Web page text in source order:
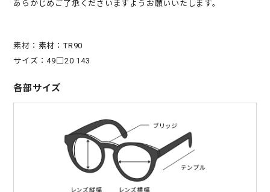
あらかじめご了承くださいますようお願いいたします。
素材：素材：TR90
サイズ：49□20 143
各部サイズ